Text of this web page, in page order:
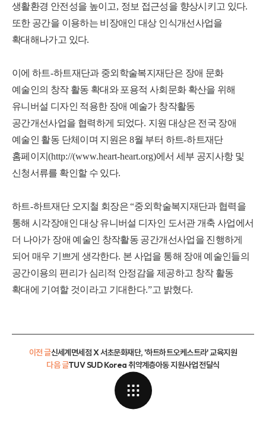
생활환경 안전성을 높이고, 정보 접근성을 향상시키고 있다.
또한 공간을 이용하는 비장애인 대상 인식개선사업을
확대해나가고 있다.
이에 하트-하트재단과 중외학술복지재단은 장애 문화
예술인의 창작 활동 확대와 포용적 사회문화 확산을 위해
유니버설 디자인 적용한 장애 예술가 창작활동
공간개선사업을 협력하게 되었다. 지원 대상은 전국 장애
예술인 활동 단체이며 지원은 8월 부터 하트-하트재단
홈페이지(http://(www.heart-heart.org)에서 세부 공지사항 및
신청서류를 확인할 수 있다.
하트-하트재단 오지철 회장은“중외학술복지재단과 협력을
통해 시각장애인 대상 유니버설 디자인 도서관 개축 사업에서
더 나아가 장애 예술인 창작활동 공간개선사업을 진행하게
되어 매우 기쁘게 생각한다. 본 사업을 통해 장애 예술인들의
공간이용의 편리가 심리적 안정감을 제공하고 창작 활동
확대에 기여할 것이라고 기대한다.”고 밝혔다.
이전 글신세계면세점 X 서초문화재단, '하트하트오케스트라' 교육지원
TUV SUD Korea 취약계층아동 지원사업 전달식
다음 글